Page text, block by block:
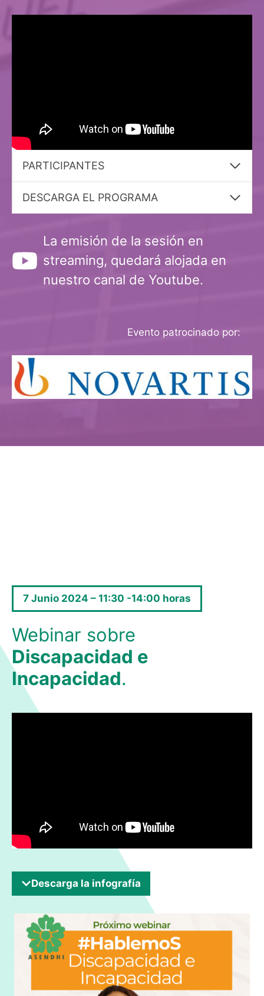
PARTICIPANTES
DESCARGA EL PROGRAMA
La emisión de la sesión en
streaming, quedará alojada en
nuestro canal de Youtube.
Evento patrocinado por:
7 Junio 2024 – 11:30 -14:00 horas
Webinar sobre
Discapacidad e
Incapacidad.
Descarga la infografía